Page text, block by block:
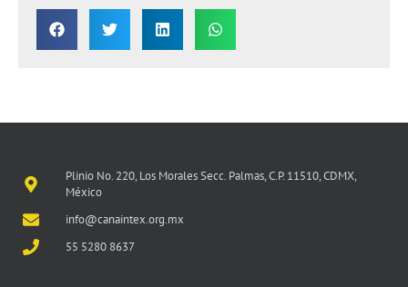
Plinio No. 220, Los Morales Secc. Palmas, C.P. 11510, CDMX,
México
info@canaintex.org.mx
55 5280 8637